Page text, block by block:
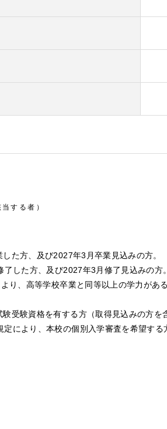
する者）
た方、及び2027年3月卒業見込みの方。
した方、及び2027年3月修了見込みの方。
り、高等学校卒業と同等以上の学力が
受験資格を有する方（取得見込みの方を
により、本校の個別入学審査を希望す